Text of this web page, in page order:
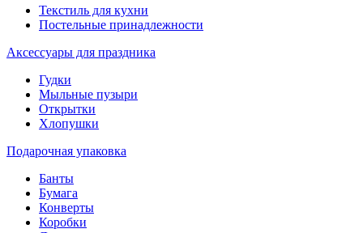
Текстиль для кухни
Постельные принадлежности
Аксессуары для праздника
Гудки
Мыльные пузыри
Открытки
Хлопушки
Подарочная упаковка
Банты
Бумага
Конверты
Коробки